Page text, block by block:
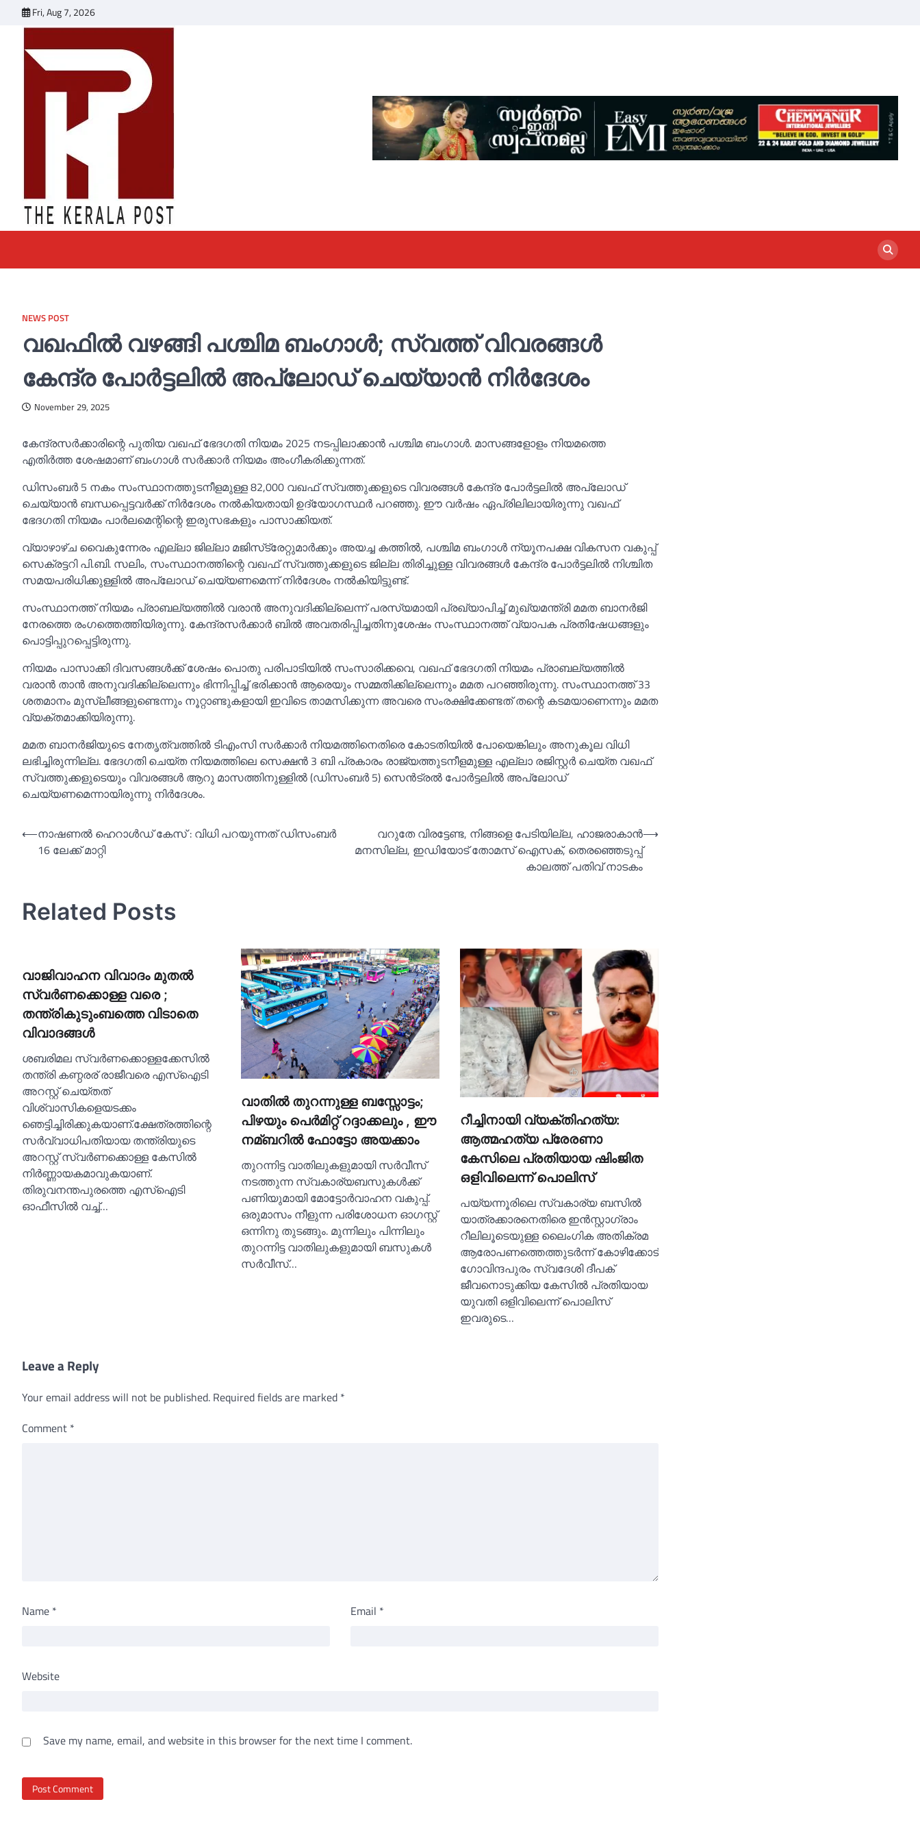
Fri, Aug 7, 2026
NEWS POST
വഖഫില്‍ വഴങ്ങി പശ്ചിമ ബംഗാള്‍; സ്വത്ത് വിവരങ്ങള്‍
കേന്ദ്ര പോര്‍ട്ടലില്‍ അപ്‌ലോഡ് ചെയ്യാൻ നിര്‍ദേശം
November 29, 2025
കേന്ദ്രസർക്കാരിന്റെ പുതിയ വഖഫ് ഭേദഗതി നിയമം 2025 നടപ്പിലാക്കാൻ പശ്ചിമ ബംഗാള്‍. മാസങ്ങളോളം നിയമത്തെ
എതിർത്ത ശേഷമാണ് ബംഗാള്‍ സർക്കാർ നിയമം അംഗീകരിക്കുന്നത്.
ഡിസംബർ 5 നകം സംസ്ഥാനത്തുടനീളമുള്ള 82,000 വഖഫ് സ്വത്തുക്കളുടെ വിവരങ്ങള്‍ കേന്ദ്ര പോർട്ടലില്‍ അപ്‌ലോഡ്
ചെയ്യാൻ ബന്ധപ്പെട്ടവർക്ക് നിർദേശം നല്‍കിയതായി ഉദ്യോഗസ്ഥർ പറഞ്ഞു. ഈ വർഷം ഏപ്രിലിലായിരുന്നു വഖഫ്
ഭേദഗതി നിയമം പാർലമെന്റിന്റെ ഇരുസഭകളും പാസാക്കിയത്.
വ്യാഴാഴ്ച വൈകുന്നേരം എല്ലാ ജില്ലാ മജിസ്‌ട്രേറ്റുമാർക്കും അയച്ച കത്തില്‍, പശ്ചിമ ബംഗാള്‍ ന്യൂനപക്ഷ വികസന വകുപ്പ്
സെക്രട്ടറി പി.ബി. സലിം, സംസ്ഥാനത്തിന്റെ വഖഫ് സ്വത്തുക്കളുടെ ജില്ല തിരിച്ചുള്ള വിവരങ്ങള്‍ കേന്ദ്ര പോർട്ടലില്‍ നിശ്ചിത
സമയപരിധിക്കുള്ളില്‍ അപ്‌ലോഡ് ചെയ്യണമെന്ന് നിർദേശം നല്‍കിയിട്ടുണ്ട്.
സംസ്ഥാനത്ത് നിയമം പ്രാബല്യത്തില്‍ വരാൻ അനുവദിക്കില്ലെന്ന് പരസ്യമായി പ്രഖ്യാപിച്ച്‌ മുഖ്യമന്ത്രി മമത ബാനർജി
നേരത്തെ രംഗത്തെത്തിയിരുന്നു. കേന്ദ്രസർക്കാർ ബില്‍ അവതരിപ്പിച്ചതിനുശേഷം സംസ്ഥാനത്ത് വ്യാപക പ്രതിഷേധങ്ങളും
പൊട്ടിപ്പുറപ്പെട്ടിരുന്നു.
നിയമം പാസാക്കി ദിവസങ്ങള്‍ക്ക് ശേഷം പൊതു പരിപാടിയില്‍ സംസാരിക്കവെ, വഖഫ് ഭേദഗതി നിയമം പ്രാബല്യത്തില്‍
വരാൻ താൻ അനുവദിക്കില്ലെന്നും ഭിന്നിപ്പിച്ച്‌ ഭരിക്കാൻ ആരെയും സമ്മതിക്കില്ലെന്നും മമത പറഞ്ഞിരുന്നു. സംസ്ഥാനത്ത് 33
ശതമാനം മുസ്ലീങ്ങളുണ്ടെന്നും നൂറ്റാണ്ടുകളായി ഇവിടെ താമസിക്കുന്ന അവരെ സംരക്ഷിക്കേണ്ടത് തന്റെ കടമയാണെന്നും മമത
വ്യക്തമാക്കിയിരുന്നു.
മമത ബാനർജിയുടെ നേതൃത്വത്തില്‍ ടിഎംസി സർക്കാർ നിയമത്തിനെതിരെ കോടതിയില്‍ പോയെങ്കിലും അനുകൂല വിധി
ലഭിച്ചിരുന്നില്ല. ഭേദഗതി ചെയ്ത നിയമത്തിലെ സെക്ഷൻ 3 ബി പ്രകാരം രാജ്യത്തുടനീളമുള്ള എല്ലാ രജിസ്റ്റർ ചെയ്ത വഖഫ്
സ്വത്തുക്കളുടെയും വിവരങ്ങള്‍ ആറു മാസത്തിനുള്ളില്‍ (ഡിസംബർ 5) സെൻട്രല്‍ പോർട്ടലില്‍ അപ്‌ലോഡ്
ചെയ്യണമെന്നായിരുന്നു നിർദേശം.
Post
navigation
⟵നാഷണല്‍ ഹെറാള്‍ഡ് കേസ് : വിധി പറയുന്നത് ഡിസംബര്‍
16 ലേക്ക് മാറ്റി
വറുതേ വിരട്ടേണ്ട, നിങ്ങളെ പേടിയില്ല, ഹാജരാകാന്‍
മനസില്ല, ഇഡിയോട് തോമസ് ഐസക്, തെരഞ്ഞെടുപ്പ്
കാലത്ത് പതിവ് നാടകം
⟶
Related Posts
വാജിവാഹന വിവാദം മുതല്‍
സ്വര്‍ണക്കൊള്ള വരെ ;
തന്ത്രികുടുംബത്തെ വിടാതെ
വിവാദങ്ങള്‍
ശബരിമല സ്വർണക്കൊള്ളക്കേസില്‍
തന്ത്രി കണ്ഠരര് രാജീവരെ എസ്‌ഐടി
അറസ്റ്റ് ചെയ്തത്
വിശ്വാസികളെയടക്കം
ഞെട്ടിച്ചിരിക്കുകയാണ്.ക്ഷേത്രത്തിന്റെ
സർവ്വാധിപതിയായ തന്ത്രിയുടെ
അറസ്റ്റ് സ്വർണക്കൊള്ള കേസില്‍
നിർണ്ണായകമാവുകയാണ്.
തിരുവനന്തപുരത്തെ എസ്‌ഐടി
ഓഫീസില്‍ വച്ച്‌…
വാതില്‍ തുറന്നുള്ള ബസ്സോട്ടം;
പിഴയും പെര്‍മിറ്റ് റദ്ദാക്കലും , ഈ
നമ്ബറില്‍ ഫോട്ടോ അയക്കാം
തുറന്നിട്ട വാതിലുകളുമായി സര്‍വീസ്
നടത്തുന്ന സ്വകാര്യബസുകള്‍ക്ക്
പണിയുമായി മോട്ടോര്‍വാഹന വകുപ്പ്.
ഒരുമാസം നീളുന്ന പരിശോധന ഓഗസ്റ്റ്
ഒന്നിനു തുടങ്ങും. മുന്നിലും പിന്നിലും
തുറന്നിട്ട വാതിലുകളുമായി ബസുകള്‍
സര്‍വീസ്…
റീച്ചിനായി വ്യക്തിഹത്യ:
ആത്മഹത്യ പ്രേരണാ
കേസിലെ പ്രതിയായ ഷിംജിത
ഒളിവിലെന്ന് പൊലിസ്
പയ്യന്നൂരിലെ സ്വകാര്യ ബസില്‍
യാത്രക്കാരനെതിരെ ഇൻസ്റ്റാഗ്രാം
റീലിലൂടെയുള്ള ലൈംഗിക അതിക്രമ
ആരോപണത്തെത്തുടർന്ന് കോഴിക്കോട്
ഗോവിന്ദപുരം സ്വദേശി ദീപക്
ജീവനൊടുക്കിയ കേസില്‍ പ്രതിയായ
യുവതി ഒളിവിലെന്ന് പൊലിസ്
ഇവരുടെ…
Leave a Reply
Your email address will not be published. Required fields are marked *
Comment *
Name * Email *
Website
Save my name, email, and website in this browser for the next time I comment.